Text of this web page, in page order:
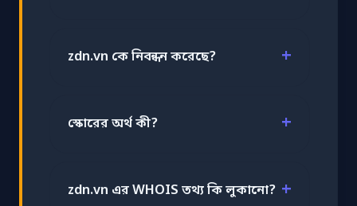
zdn.vn কে নিবন্ধন করেছে?
স্কোরের অর্থ কী?
zdn.vn এর WHOIS তথ্য কি লুকানো?